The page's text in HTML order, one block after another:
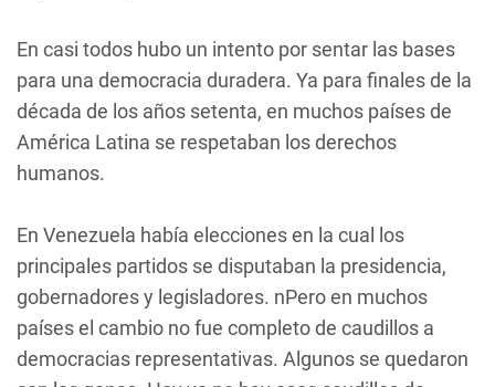
En casi todos hubo un intento por sentar las bases
para una democracia duradera. Ya para finales de la
década de los años setenta, en muchos países de
América Latina se respetaban los derechos
humanos.
En Venezuela había elecciones en la cual los
principales partidos se disputaban la presidencia,
gobernadores y legisladores. nPero en muchos
países el cambio no fue completo de caudillos a
democracias representativas. Algunos se quedaron